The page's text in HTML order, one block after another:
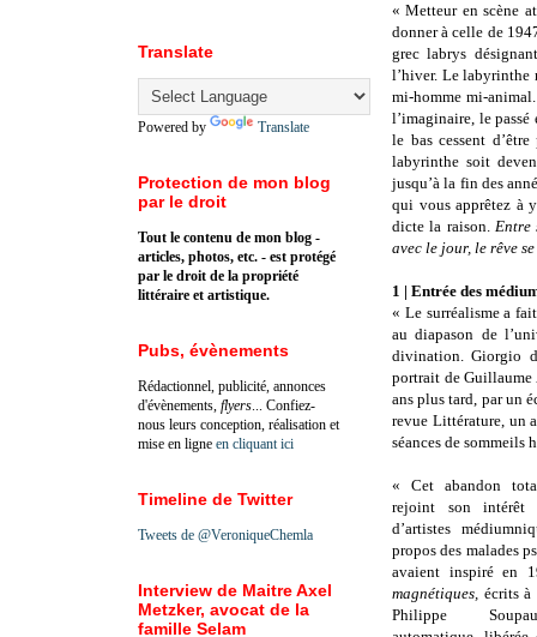
« Metteur en scène
donner à celle de
grec labrys
l’hiver. Le labyrinthe
mi-homme mi-
l’imaginaire, le
le bas cessent
labyrinthe soit
jusqu’à la fin des
qui vous apprêtez à
dicte la raison. Entre
avec le jour, le rêve
1 | Entrée des
« Le surréalisme a
au diapason de
divination. Giorgio
portrait de Guillaume
ans plus tard, par un
revue Littérature, un
séances de sommeils
« Cet abandon
rejoint son intérêt
d’artistes
propos des malades
avaient inspiré en
magnétiques, écrits à
Philippe
Translate
Powered by Translate
Protection de mon blog
par le droit
Tout le contenu de mon blog -
articles, photos, etc. - est protégé
par le droit de la propriété
littéraire et artistique.
Pubs, évènements
Rédactionnel, publicité, annonces
d'évènements, flyers ... Confiez-
nous leurs conception, réalisation et
mise en ligne en cliquant ici
Timeline de Twitter
Tweets de @VeroniqueChemla
Interview de Maitre Axel
Metzker, avocat de la
famille Selam